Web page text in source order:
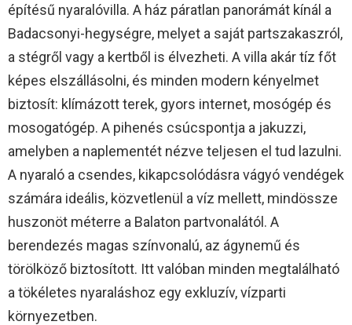
építésű nyaralóvilla. A ház páratlan panorámát kínál a
Badacsonyi-hegységre, melyet a saját partszakaszról,
a stégről vagy a kertből is élvezheti. A villa akár tíz főt
képes elszállásolni, és minden modern kényelmet
biztosít: klímázott terek, gyors internet, mosógép és
mosogatógép. A pihenés csúcspontja a jakuzzi,
amelyben a naplementét nézve teljesen el tud lazulni.
A nyaraló a csendes, kikapcsolódásra vágyó vendégek
számára ideális, közvetlenül a víz mellett, mindössze
huszonöt méterre a Balaton partvonalától. A
berendezés magas színvonalú, az ágynemű és
törölköző biztosított. Itt valóban minden megtalálható
a tökéletes nyaraláshoz egy exkluzív, vízparti
környezetben.